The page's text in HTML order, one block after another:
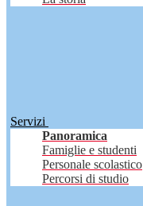
Servizi
Panoramica
Famiglie e studenti
Personale scolastico
Percorsi di studio